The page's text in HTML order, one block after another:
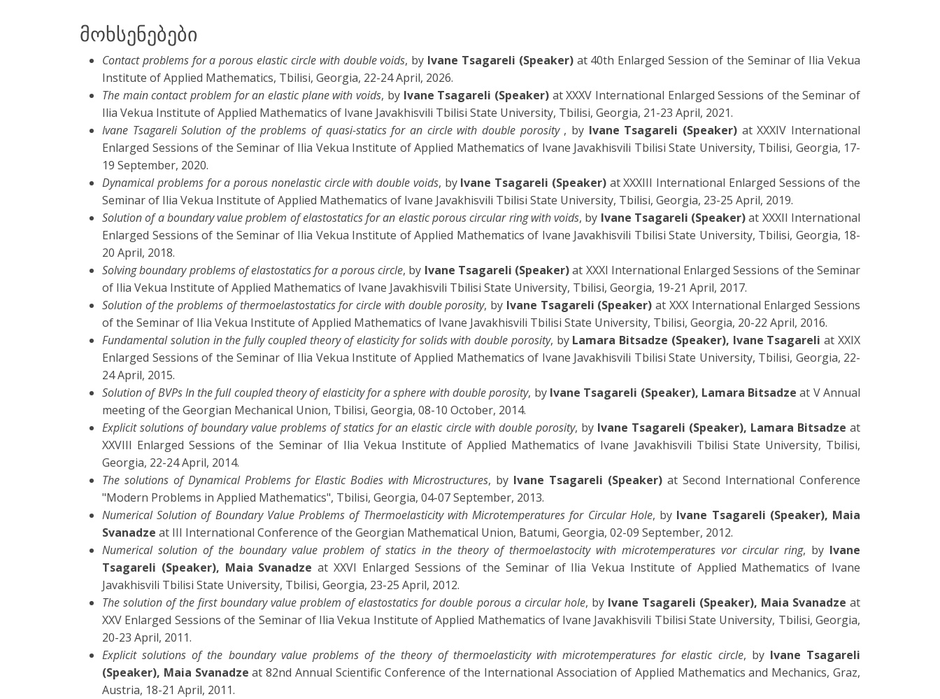
მოხსენებები
Contact problems for a porous elastic circle with double voids, by Ivane Tsagareli (Speaker)at 40th Enlarged Session of the Seminar of Ilia Vekua
Institute of Applied Mathematics, Tbilisi, Georgia, 22-24 April, 2026.
The main contact problem for an elastic plane with voids, by Ivane Tsagareli (Speaker)at XXXV International Enlarged Sessions of the Seminar of
Ilia Vekua Institute of Applied Mathematics of Ivane Javakhisvili Tbilisi State University, Tbilisi, Georgia, 21-23 April, 2021.
Ivane Tsagareli Solution of the problems of quasi-statics for an circle with double porosity , by Ivane Tsagareli (Speaker) at XXXIV International
Enlarged Sessions of the Seminar of Ilia Vekua Institute of Applied Mathematics of Ivane Javakhisvili Tbilisi State University, Tbilisi, Georgia, 17-
19 September, 2020.
Dynamical problems for a porous nonelastic circle with double voids, by Ivane Tsagareli (Speaker)at XXXIII International Enlarged Sessions of the
Seminar of Ilia Vekua Institute of Applied Mathematics of Ivane Javakhisvili Tbilisi State University, Tbilisi, Georgia, 23-25 April, 2019.
Solution of a boundary value problem of elastostatics for an elastic porous circular ring with voids, by Ivane Tsagareli (Speaker)at XXXII International
Enlarged Sessions of the Seminar of Ilia Vekua Institute of Applied Mathematics of Ivane Javakhisvili Tbilisi State University, Tbilisi, Georgia, 18-
20 April, 2018.
Solving boundary problems of elastostatics for a porous circle, by Ivane Tsagareli (Speaker)at XXXI International Enlarged Sessions of the Seminar
of Ilia Vekua Institute of Applied Mathematics of Ivane Javakhisvili Tbilisi State University, Tbilisi, Georgia, 19-21 April, 2017.
Solution of the problems of thermoelastostatics for circle with double porosity, by Ivane Tsagareli (Speaker) at XXX International Enlarged Sessions
of the Seminar of Ilia Vekua Institute of Applied Mathematics of Ivane Javakhisvili Tbilisi State University, Tbilisi, Georgia, 20-22 April, 2016.
Fundamental solution in the fully coupled theory of elasticity for solids with double porosity, by Lamara Bitsadze (Speaker), Ivane Tsagareli at XXIX
Enlarged Sessions of the Seminar of Ilia Vekua Institute of Applied Mathematics of Ivane Javakhisvili Tbilisi State University, Tbilisi, Georgia, 22-
24 April, 2015.
Solution of BVPs In the full coupled theory of elasticity for a sphere with double porosity, by Ivane Tsagareli (Speaker), Lamara Bitsadze at V Annual
meeting of the Georgian Mechanical Union, Tbilisi, Georgia, 08-10 October, 2014.
Explicit solutions of boundary value problems of statics for an elastic circle with double porosity, by Ivane Tsagareli (Speaker), Lamara Bitsadze at
XXVIII Enlarged Sessions of the Seminar of Ilia Vekua Institute of Applied Mathematics of Ivane Javakhisvili Tbilisi State University, Tbilisi,
Georgia, 22-24 April, 2014.
The solutions of Dynamical Problems for Elastic Bodies with Microstructures, by Ivane Tsagareli (Speaker) at Second International Conference
"Modern Problems in Applied Mathematics", Tbilisi, Georgia, 04-07 September, 2013.
Numerical Solution of Boundary Value Problems of Thermoelasticity with Microtemperatures for Circular Hole, by Ivane Tsagareli (Speaker), Maia
Svanadze at III International Conference of the Georgian Mathematical Union, Batumi, Georgia, 02-09 September, 2012.
Numerical solution of the boundary value problem of statics in the theory of thermoelastocity with microtemperatures vor circular ring, by Ivane
Tsagareli (Speaker), Maia Svanadze at XXVI Enlarged Sessions of the Seminar of Ilia Vekua Institute of Applied Mathematics of Ivane
Javakhisvili Tbilisi State University, Tbilisi, Georgia, 23-25 April, 2012.
The solution of the first boundary value problem of elastostatics for double porous a circular hole, by Ivane Tsagareli (Speaker), Maia Svanadze at
XXV Enlarged Sessions of the Seminar of Ilia Vekua Institute of Applied Mathematics of Ivane Javakhisvili Tbilisi State University, Tbilisi, Georgia,
20-23 April, 2011.
Explicit solutions of the boundary value problems of the theory of thermoelasticity with microtemperatures for elastic circle, by Ivane Tsagareli
(Speaker), Maia Svanadze at 82nd Annual Scientific Conference of the International Association of Applied Mathematics and Mechanics, Graz,
Austria, 18-21 April, 2011.